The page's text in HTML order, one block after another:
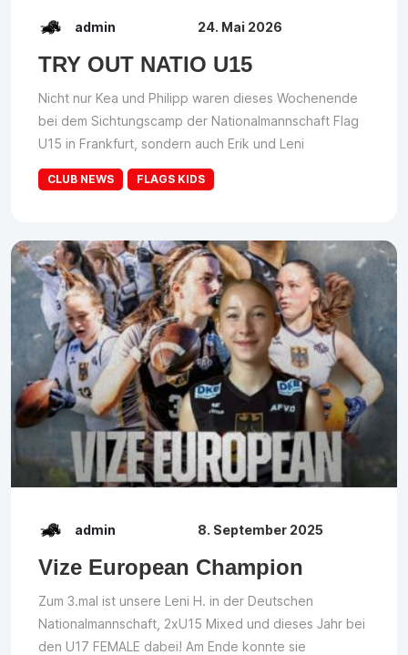
admin 24. Mai 2026
TRY OUT NATIO U15
Nicht nur Kea und Philipp waren dieses Wochenende
bei dem Sichtungscamp der Nationalmannschaft Flag
U15 in Frankfurt, sondern auch Erik und Leni
CLUB NEWS FLAGS KIDS
admin 8. September 2025
Vize European Champion
Zum 3.mal ist unsere Leni H. in der Deutschen
Nationalmannschaft, 2xU15 Mixed und dieses Jahr bei
den U17 FEMALE dabei! Am Ende konnte sie